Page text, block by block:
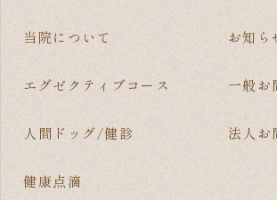
当院について
エグゼクティブコース
人間ドッグ/健診
健康点滴
お知ら
一般お
法人お